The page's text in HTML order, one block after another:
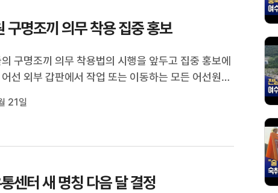
구명조끼 의무 착용 집중 홍보
구명조끼 의무 착용법의 시행을 앞두고 집중 홍보에
선 외부 갑판에서 작업 또는 이동하는 모든 어선원들
보 현수막 게시, 전광판 홍보, 유관기관 합동 지도 요
21일
센터 새 명칭 다음 달 결정